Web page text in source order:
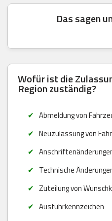
Das sagen
Wofür ist die
Region zuständig?
Abmeldung von
Neuzulassung von
Technische
Zuteilung von
Ausfuhrkennzeichen